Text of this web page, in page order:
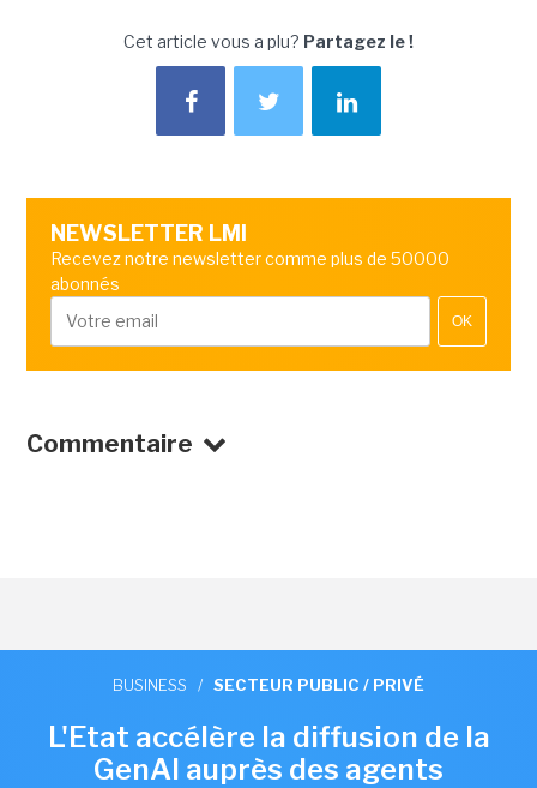
Cet article vous a plu? Partagez le !
NEWSLETTER LMI
Recevez notre newsletter comme plus de 50000
abonnés
OK
Commentaire
BUSINESS / SECTEUR PUBLIC / PRIVÉ
L'Etat accélère la diffusion de la
GenAI auprès des agents